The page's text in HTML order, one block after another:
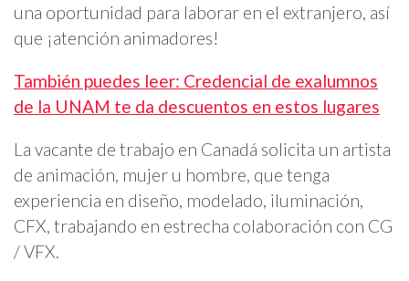
una oportunidad para laborar en el extranjero, así
que ¡atención animadores!
También puedes leer: Credencial de exalumnos
de la UNAM te da descuentos en estos lugares
La vacante de trabajo en Canadá solicita un artista
de animación, mujer u hombre, que tenga
experiencia en diseño, modelado, iluminación,
CFX, trabajando en estrecha colaboración con CG
/ VFX.